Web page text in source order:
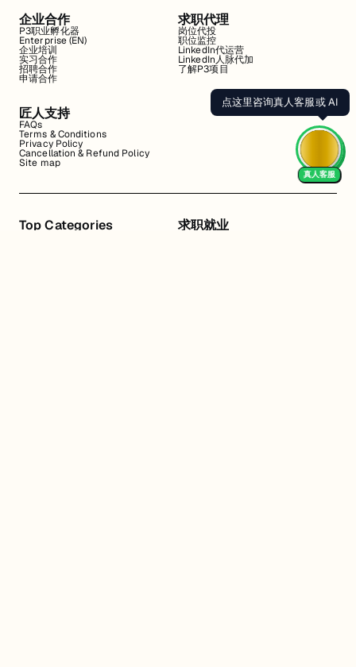
企业合作
P3职业孵化器
Enterprise (EN)
企业培训
实习合作
招聘合作
申请合作
求职代理
岗位代投
职位监控
LinkedIn代运营
LinkedIn人脉代加
了解P3项目
匠人支持
FAQs
Terms & Conditions
Privacy Policy
Cancellation & Refund Policy
Site map
Top Categories 求职就业
点这里咨询真人客服或 AI
真人客服